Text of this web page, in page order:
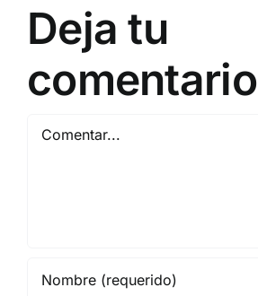
Deja tu
comentario